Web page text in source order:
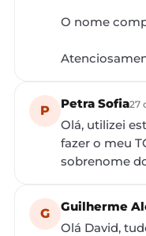
O nome
P Petra Sofia27
Olá, utilizei
fazer o meu
sobrenome
G Guilherme
Olá David,